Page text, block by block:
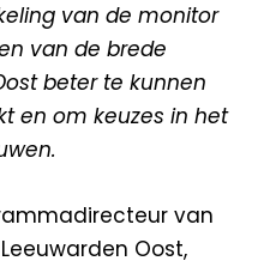
van de monitor
van de brede
beter te kunnen
en om keuzes in het
van
Oost,